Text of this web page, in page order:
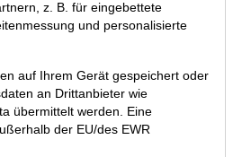
US-Aktien springen
Zehetner
z. B. für eingebettete
und personalisierte
auf Ihrem Gerät gespeichert oder
an Drittanbieter wie
übermittelt werden. Eine
der EU/des EWR